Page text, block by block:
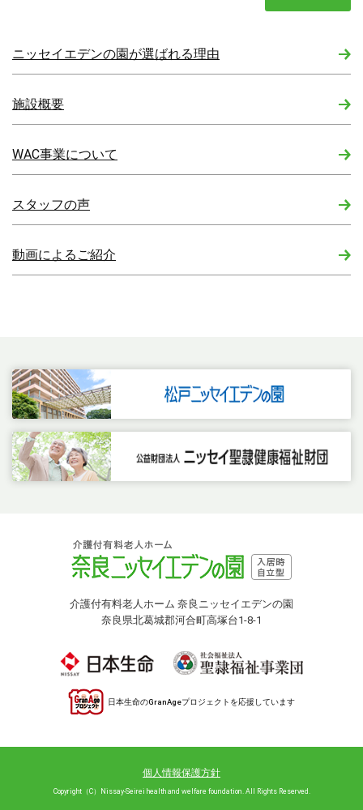
ニッセイエデンの園が選ばれる理由
施設概要
WAC事業について
スタッフの声
動画によるご紹介
介護付有料老人ホーム 奈良ニッセイエデンの園
奈良県北葛城郡河合町高塚台1-8-1
日本生命のGranAgeプロジェクトを応援しています
個人情報保護方針
Copyright（C）Nissay-Seirei health and welfare foundation. All Rights Reserved.